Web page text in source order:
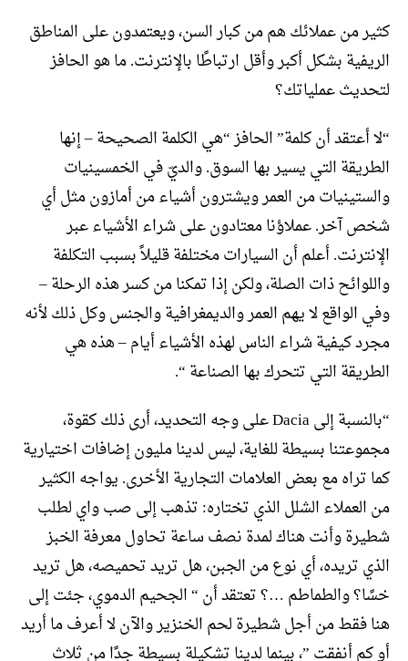
كثير من عملائك هم من كبار السن، ويعتمدون على المناطق
الريفية بشكل أكبر وأقل ارتباطًا بالإنترنت. ما هو الحافز
لتحديث عملياتك؟
“لا أعتقد أن كلمة” الحافز “هي الكلمة الصحيحة – إنها
الطريقة التي يسير بها السوق. والديّ في الخمسينيات
والستينيات من العمر ويشترون أشياء من أمازون مثل أي
شخص آخر. عملاؤنا معتادون على شراء الأشياء عبر
الإنترنت. أعلم أن السيارات مختلفة قليلاً بسبب التكلفة
واللوائح ذات الصلة، ولكن إذا تمكنا من كسر هذه الرحلة –
وفي الواقع لا يهم العمر والديمغرافية والجنس وكل ذلك لأنه
مجرد كيفية شراء الناس لهذه الأشياء أيام – هذه هي
الطريقة التي تتحرك بها الصناعة “.
“بالنسبة إلى Dacia على وجه التحديد، أرى ذلك كقوة،
مجموعتنا بسيطة للغاية، ليس لدينا مليون إضافات اختيارية
كما تراه مع بعض العلامات التجارية الأخرى. يواجه الكثير
من العملاء الشلل الذي تختاره: تذهب إلى صب واي لطلب
شطيرة وأنت هناك لمدة نصف ساعة تحاول معرفة الخبز
الذي تريده، أي نوع من الجبن، هل تريد تحميصه، هل تريد
خسًا؟ والطماطم …؟ تعتقد أن “ الجحيم الدموي، جئت إلى
هنا فقط من أجل شطيرة لحم الخنزير والآن لا أعرف ما أريد
أو كم أنفقت ”، بينما لدينا تشكيلة بسيطة جدًا من ثلاث